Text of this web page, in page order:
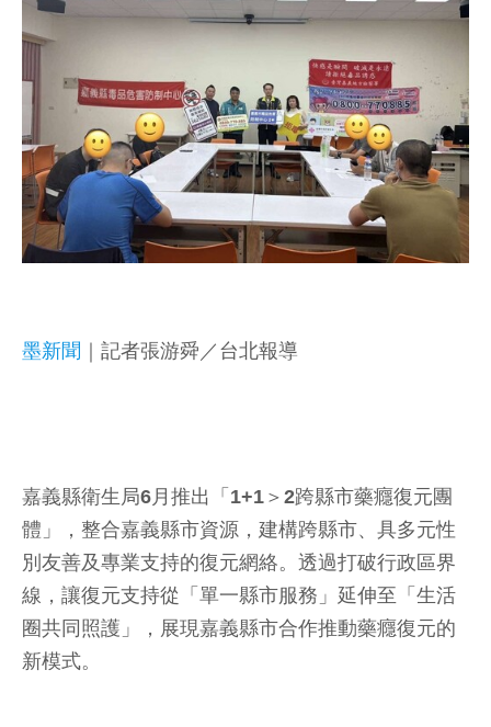
墨新聞 ｜記者張游舜／台北報導
嘉義縣衛生局6月推出「1+1＞2跨縣市藥癮復元團
體」，整合嘉義縣市資源，建構跨縣市、具多元性
別友善及專業支持的復元網絡。透過打破行政區界
線，讓復元支持從「單一縣市服務」延伸至「生活
圈共同照護」，展現嘉義縣市合作推動藥癮復元的
新模式。